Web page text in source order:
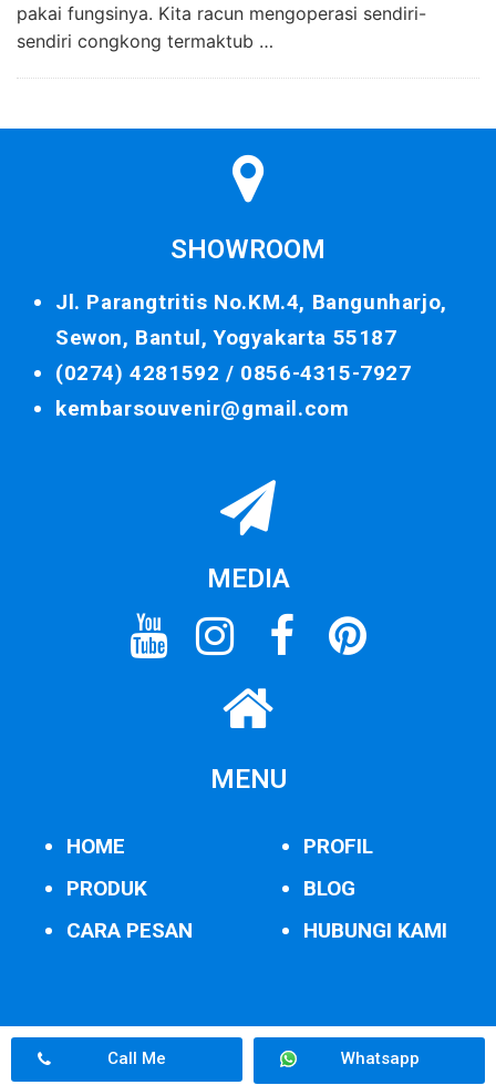
pakai fungsinya. Kita racun mengoperasi sendiri-
sendiri congkong termaktub …
SHOWROOM
Jl. Parangtritis No.KM.4, Bangunharjo,
Sewon, Bantul, Yogyakarta 55187
(0274) 4281592 / 0856-4315-7927
kembarsouvenir@gmail.com
MEDIA
MENU
HOME
PRODUK
CARA PESAN
PROFIL
BLOG
HUBUNGI KAMI
Call Me Whatsapp